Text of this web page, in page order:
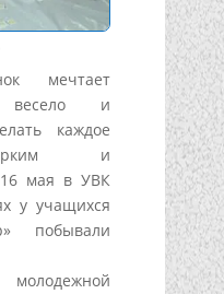
мечтает
весело и
каждое
и
мая в УВК
у учащихся
побывали
молодежной